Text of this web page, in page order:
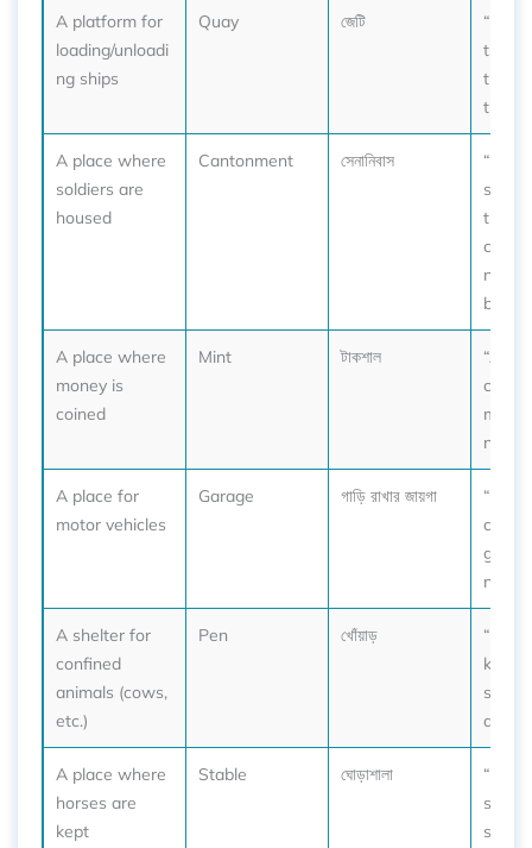
A platform for
loading/unloadi
ng ships
Quay জেটি
“We
the
time
the
A place where
soldiers are
housed
Cantonment সেনানিবাস
“He
the
near
A place where
money is
coined
Mint টাকশাল
“All
A place for
motor vehicles
Garage গাড়ি রাখার জায়গা
“He
car in
night.”
A shelter for
confined
animals (cows,
etc.)
Pen খোঁয়াড়
“The
safe
at
A place where
horses are
kept
Stable ঘোড়াশালা
“Her